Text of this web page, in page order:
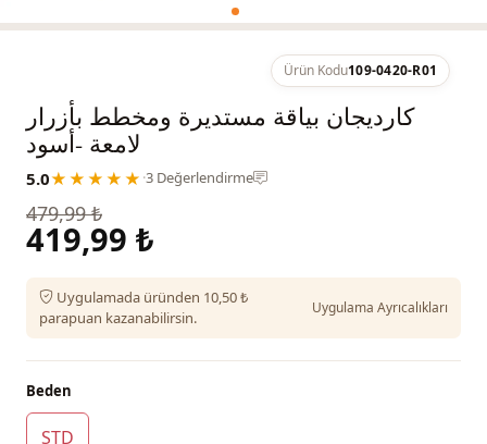
Ürün Kodu109-0420-R01
كارديجان بياقة مستديرة ومخطط بأزرار
لامعة -أسود
5.0★★★★★ ·3 Değerlendirme
479,99 ₺
419,99 ₺
Uygulamada üründen 10,50 ₺
parapuan kazanabilirsin.
Uygulama Ayrıcalıkları
Beden
STD